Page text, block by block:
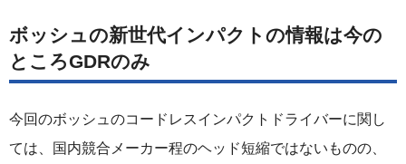
ボッシュの新世代インパクトの情報は今の
ところGDRのみ
今回のボッシュのコードレスインパクトドライバーに関し
ては、国内競合メーカー程のヘッド短縮ではないものの、